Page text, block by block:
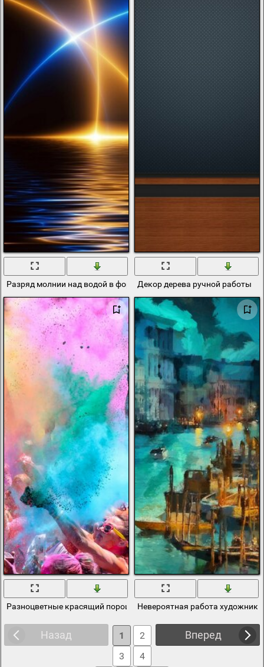
Разряд молнии над водой в форме дугиДекор дерева ручной работы
Разноцветные красящий порошок над толпой
Невероятная работа
Назад Вперед
1
2
3
4